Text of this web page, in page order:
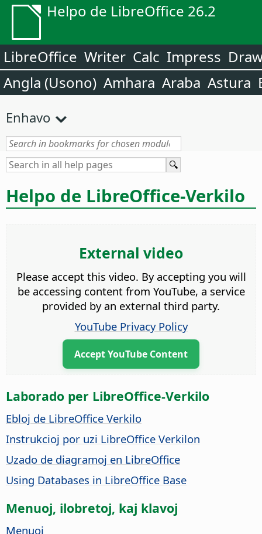
Helpo de LibreOffice 26.2
LibreOffice Writer Calc Impress
Angla (Usono) Amhara Araba Astura
Enhavo
Helpo de LibreOffice-Verkilo
External video
Please accept this video. By accepting you will
be accessing content from YouTube, a service
provided by an external third party.
YouTube Privacy Policy
Accept YouTube Content
Laborado per LibreOffice-Verkilo
Ebloj de LibreOffice Verkilo
Instrukcioj por uzi LibreOffice Verkilon
Uzado de diagramoj en LibreOffice
Using Databases in LibreOffice Base
Menuoj, ilobretoj, kaj klavoj
Menuoj